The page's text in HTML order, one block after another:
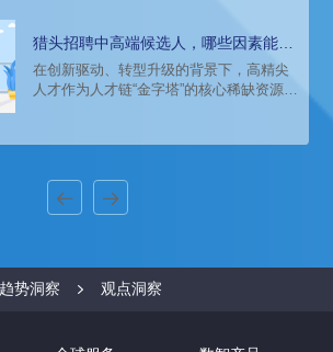
2021年，甚至是更长时间。
猎头招聘中高端候选人，哪些因素能够
影响到TA们的抉择？
在创新驱动、转型升级的背景下，高精尖
人才作为人才链“金字塔”的核心稀缺资源，
选人策更为谨慎，难以通过常规途径挖掘
术的候选人需要下多大的功夫？哪些因素
能够影响到候选人的抉择？
趋势洞察 观点洞察